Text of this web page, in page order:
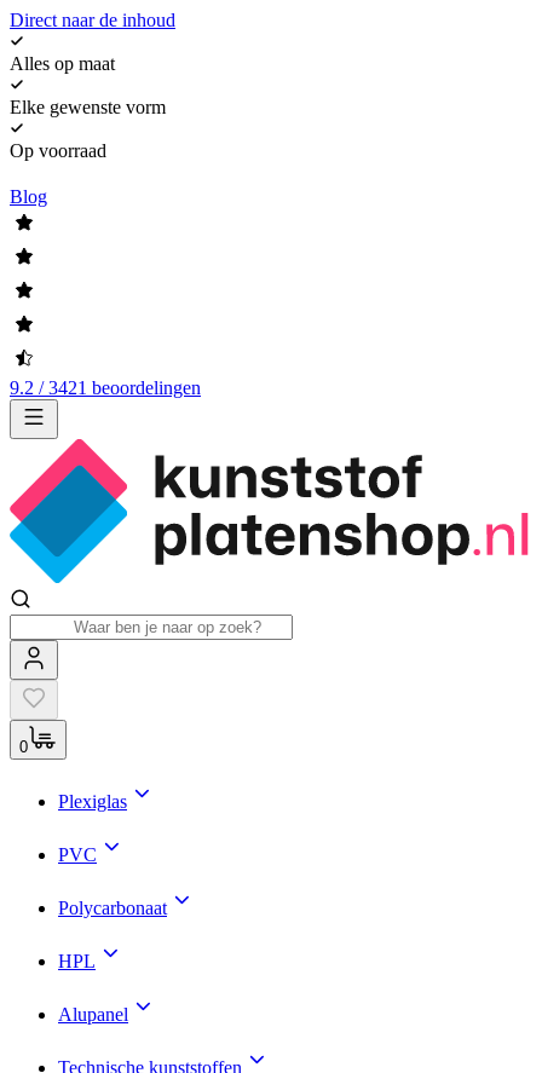
Direct naar de inhoud
Alles op maat
Elke gewenste vorm
Op voorraad
Blog
9.2 / 3421 beoordelingen
0
Plexiglas
PVC
Polycarbonaat
HPL
Alupanel
Technische kunststoffen